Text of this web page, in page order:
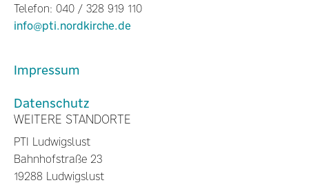
Telefon: 040 / 328 919 110
info@pti.nordkirche.de
Impressum
Datenschutz
WEITERE STANDORTE
PTI Ludwigslust
Bahnhofstraße 23
19288 Ludwigslust